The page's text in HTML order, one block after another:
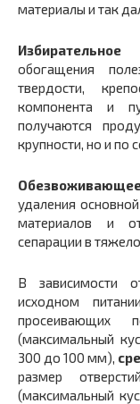
материалы и так
Избирательное
обогащения
твердости,
компонента и
получаются
крупности, но и по
удаления
материалов и
сепарации в
В зависимости
исходном
просеивающих
(максимальный
300 до 100 мм),
размер
(максимальный